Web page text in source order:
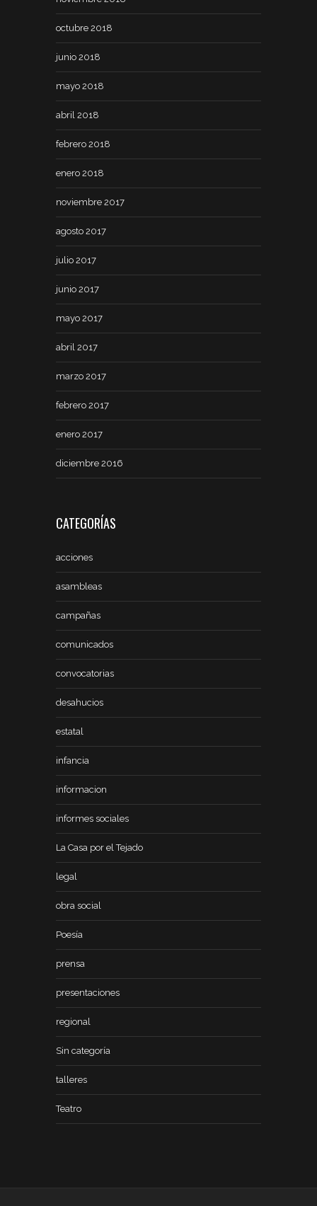
octubre 2018
junio 2018
mayo 2018
abril 2018
febrero 2018
enero 2018
noviembre 2017
agosto 2017
julio 2017
junio 2017
mayo 2017
abril 2017
marzo 2017
febrero 2017
enero 2017
diciembre 2016
CATEGORÍAS
acciones
asambleas
campañas
comunicados
convocatorias
desahucios
estatal
infancia
informacion
informes sociales
La Casa por el Tejado
legal
obra social
Poesía
prensa
presentaciones
regional
Sin categoría
talleres
Teatro